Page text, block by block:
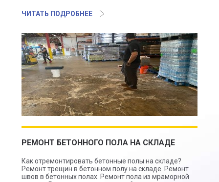
ЧИТАТЬ ПОДРОБНЕЕ
РЕМОНТ БЕТОННОГО ПОЛА НА СКЛАДЕ
Как отремонтировать бетонные полы на складе?
Ремонт трещин в бетонном полу на складе. Ремонт
швов в бетонных полах. Ремонт пола из мраморной